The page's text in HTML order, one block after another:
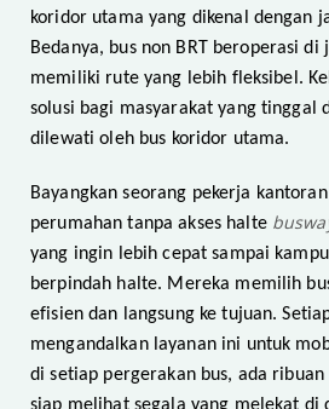
koridor utama yang dikenal dengan
Bedanya, bus non BRT beroperasi
memiliki rute yang lebih fleksibel.
solusi bagi masyarakat yang tinggal
dilewati oleh bus koridor utama.
Bayangkan seorang pekerja
perumahan tanpa akses halte
yang ingin lebih cepat sampai
berpindah halte. Mereka memilih
efisien dan langsung ke tujuan.
mengandalkan layanan ini untuk
di setiap pergerakan bus, ada ribuan